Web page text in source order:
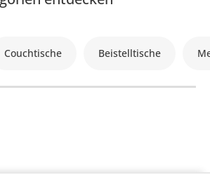
Couchtische Beistelltische